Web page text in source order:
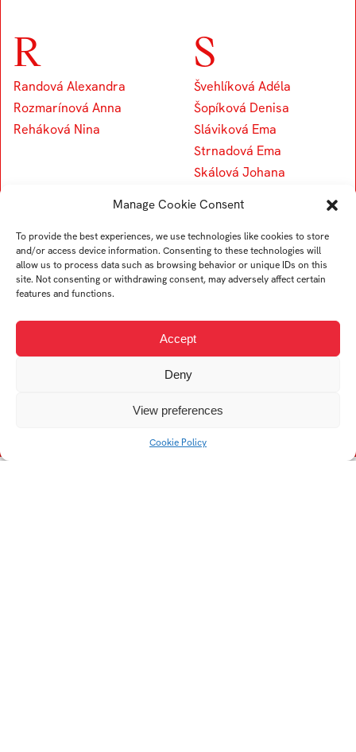
Manage Cookie Consent
To provide the best experiences, we use technologies like cookies to store
and/or access device information. Consenting to these technologies will
allow us to process data such as browsing behavior or unique IDs on this
site. Not consenting or withdrawing consent, may adversely affect certain
features and functions.
Accept
Deny
View preferences
Cookie Policy
R
Randová Alexandra
Rozmarínová Anna
Reháková Nina
S
Švehlíková Adéla
Šopíková Denisa
Sláviková Ema
Strnadová Ema
Skálová Johana
Šatková Adriana
Sharova Yevheniia
Soldánová Žofie
V
Vespalcová Dominika